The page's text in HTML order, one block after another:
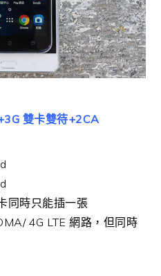
雙卡雙待+2CA
同時只能插一張
4G LTE 網路，但同時